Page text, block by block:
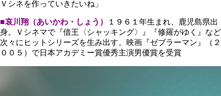
Ｖシネを作っていきたいね」
■哀川翔（あいかわ・しょう）
１９６１年生まれ、鹿児島県出
身。Ｖシネマで『借王〈シャッキング〉』『修羅がゆく』など
次々にヒットシリーズを生み出す。映画『ゼブラーマン』（２
００５）で日本アカデミー賞優秀主演男優賞を受賞